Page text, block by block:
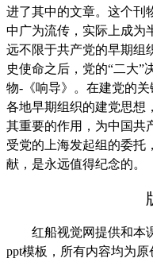
进了其中的文章。这个刊
中广为流传，实际上成为
远不限于共产党的早期组
史使命之后，党的“二大”
物-《响导》。在建党的
各地早期组织的建党思想
其重要的作用，为中国共
受党的上海发起组的委托
献，是永远值得纪念的。
红船视觉网提供和本
ppt模板，所有内容均为